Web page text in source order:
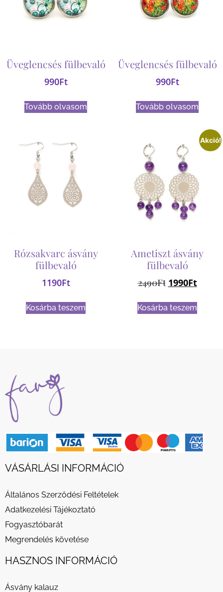
Üveglencsés fülbevaló
990Ft
Tovább olvasom
Üveglencsés fülbevaló
990Ft
Tovább olvasom
Rózsakvarc ásvány
fülbevaló
1190Ft
Kosárba teszem
Akció!
Ametiszt ásvány
fülbevaló
2490Ft 1990Ft
Kosárba teszem
VÁSÁRLÁSI INFORMÁCIÓ
Általános Szerződési Feltételek
Adatkezelési Tájékoztató
Fogyasztóbarát
Megrendelés követése
HASZNOS INFORMÁCIÓ
Ásvány kalauz